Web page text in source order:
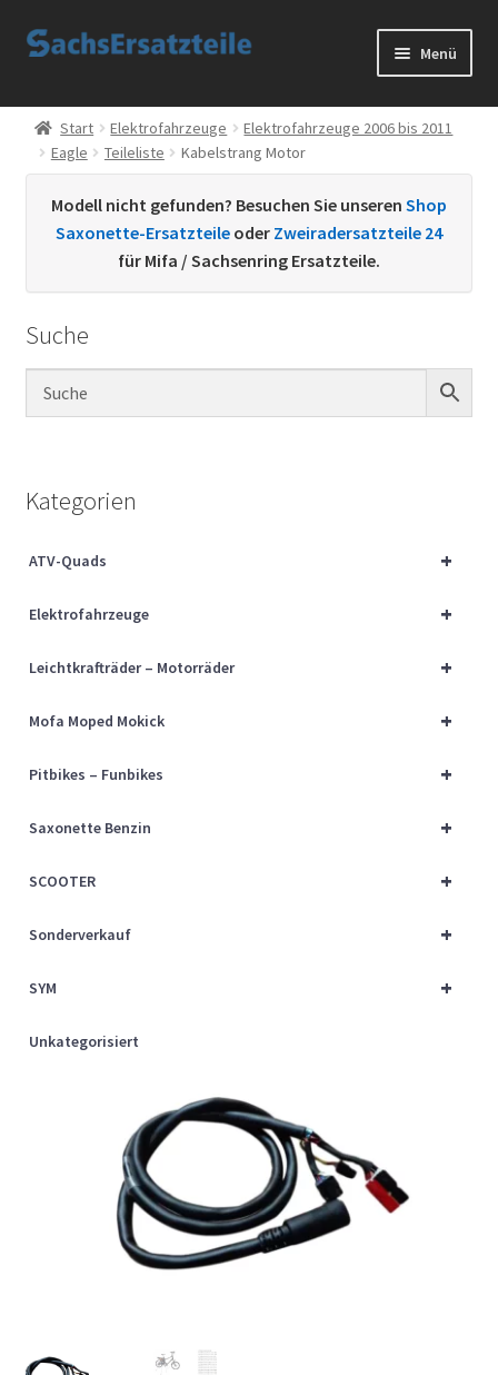
Zur
Zum
Menü
Start
AGB
Datenschutzerklärung
Kontakt
Sachs Ersatzteile
Über uns
Start Elektrofahrzeuge
Elektrofahrzeuge 2006 bis 2011
Eagle
Teileliste Kabelstrang Motor
Modell nicht gefunden? Besuchen Sie unseren Shop
Saxonette-Ersatzteile oder Zweiradersatzteile 24
für Mifa / Sachsenring Ersatzteile.
Suche
Kategorien
+
ATV-Quads
+
Elektrofahrzeuge
+
Leichtkrafträder – Motorräder
+
Mofa Moped Mokick
+
Pitbikes – Funbikes
+
Saxonette Benzin
+
SCOOTER
+
Sonderverkauf
+
SYM
Unkategorisiert